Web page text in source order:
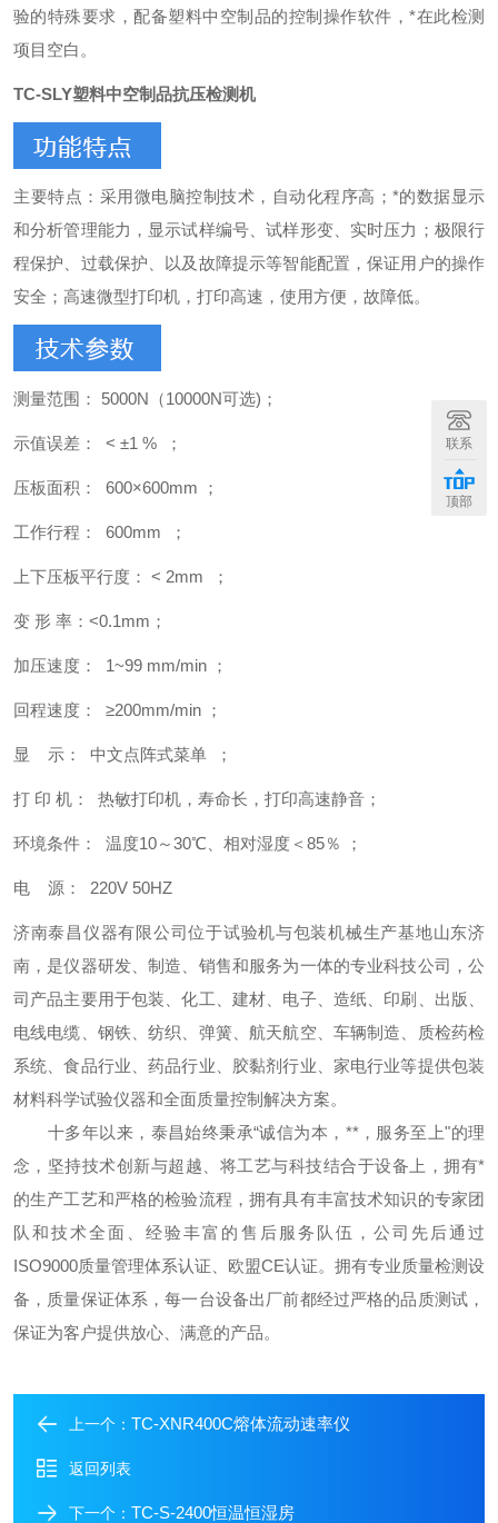
验的特殊要求，配备塑料中空制品的控制操作软件，*在此检测
项目空白。
TC-SLY塑料中空制品抗压检测机
主要特点：采用微电脑控制技术，自动化程序高；*的数据显示
和分析管理能力，显示试样编号、试样形变、实时压力；极限行
程保护、过载保护、以及故障提示等智能配置，保证用户的操作
安全；高速微型打印机，打印高速，使用方便，故障低。
测量范围： 5000N（10000N可选)；
示值误差： < ±1 % ；
压板面积： 600×600mm ；
工作行程： 600mm ；
上下压板平行度： < 2mm ；
变 形 率：<0.1mm；
加压速度： 1~99 mm/min ；
回程速度： ≥200mm/min ；
显 示： 中文点阵式菜单 ；
打 印 机： 热敏打印机，寿命长，打印高速静音；
环境条件： 温度10～30℃、相对湿度＜85％ ；
电 源： 220V 50HZ
济南泰昌仪器有限公司位于试验机与包装机械生产基地山东济
南，是仪器研发、制造、销售和服务为一体的专业科技公司，公
司产品主要用于包装、化工、建材、电子、造纸、印刷、出版、
电线电缆、钢铁、纺织、弹簧、航天航空、车辆制造、质检药检
系统、食品行业、药品行业、胶黏剂行业、家电行业等提供包装
材料科学试验仪器和全面质量控制解决方案。
十多年以来，泰昌始终秉承“诚信为本，**，服务至上"的理
念，坚持技术创新与超越、将工艺与科技结合于设备上，拥有*
的生产工艺和严格的检验流程，拥有具有丰富技术知识的专家团
队和技术全面、经验丰富的售后服务队伍，公司先后通过
ISO9000质量管理体系认证、欧盟CE认证。拥有专业质量检测设
备，质量保证体系，每一台设备出厂前都经过严格的品质测试，
保证为客户提供放心、满意的产品。
上一个： TC-XNR400C熔体流动速率仪
返回列表
下一个： TC-S-2400恒温恒湿房
联系
顶部